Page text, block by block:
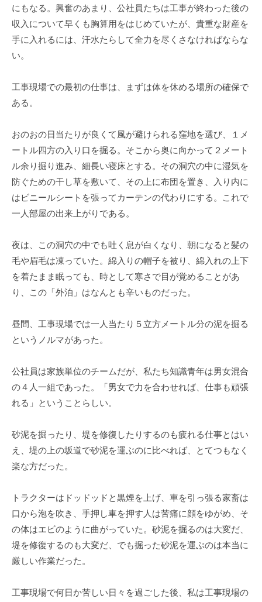
にもなる。興奮のあまり、公社員たちは工事が終わった後の
収入について早くも胸算用をはじめていたが、貴重な財産を
手に入れるには、汗水たらして全力を尽くさなければならな
い。
工事現場での最初の仕事は、まずは体を休める場所の確保で
ある。
おのおの日当たりが良くて風が避けられる窪地を選び、１メ
ートル四方の入り口を掘る。そこから奥に向かって２メート
ル余り掘り進み、細長い寝床とする。その洞穴の中に湿気を
防ぐための干し草を敷いて、その上に布団を置き、入り内に
はビニールシートを張ってカーテンの代わりにする。これで
一人部屋の出来上がりである。
夜は、この洞穴の中でも吐く息が白くなり、朝になると髪の
毛や眉毛は凍っていた。綿入りの帽子を被り、綿入れの上下
を着たまま眠っても、時として寒さで目が覚めることがあ
り、この「外泊」はなんとも辛いものだった。
昼間、工事現場では一人当たり５立方メートル分の泥を掘る
というノルマがあった。
公社員は家族単位のチームだが、私たち知識青年は男女混合
の４人一組であった。「男女で力を合わせれば、仕事も頑張
れる」ということらしい。
砂泥を掘ったり、堤を修復したりするのも疲れる仕事とはい
え、堤の上の坂道で砂泥を運ぶのに比べれば、とてつもなく
楽な方だった。
トラクターはドッドッドと黒煙を上げ、車を引っ張る家畜は
口から泡を吹き、手押し車を押す人は苦痛に顔をゆがめ、そ
の体はエビのように曲がっていた。砂泥を掘るのは大変だ、
堤を修復するのも大変だ、でも掘った砂泥を運ぶのは本当に
厳しい作業だった。
工事現場で何日か苦しい日々を過ごした後、私は工事現場の